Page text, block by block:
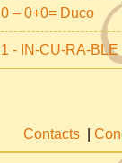
– 0+0= Duco
- IN-CU-RA-BLE
Contacts |